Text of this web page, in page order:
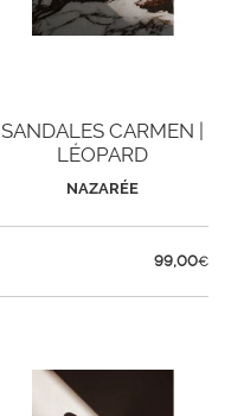
SANDALES CARMEN |
LÉOPARD
NAZARÉE
99,00€